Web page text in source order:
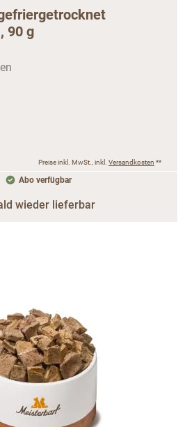
90 g
Preise inkl. MwSt., inkl. Versandkosten **
Abo verfügbar
wieder lieferbar